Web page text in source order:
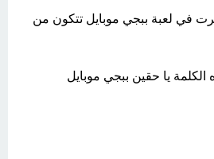
في لعبة ببجي موبايل تتكون من
يا حقين ببجي موبايل